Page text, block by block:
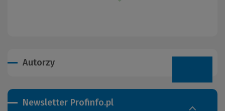
Autorzy
Newsletter Profinfo.pl